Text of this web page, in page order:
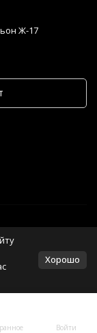
Войти
Ж-17
Хорошо